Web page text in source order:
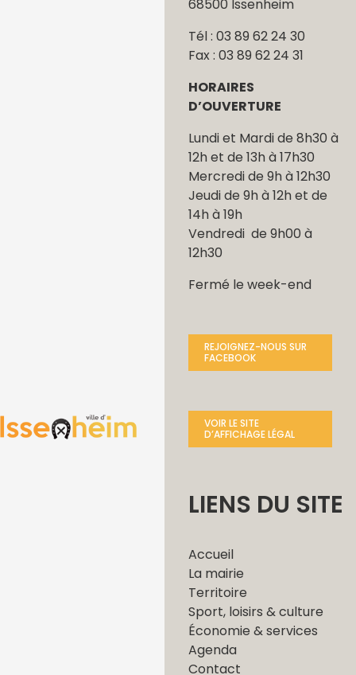
68500 Issenheim
Tél : 03 89 62 24 30
Fax : 03 89 62 24 31
HORAIRES
D’OUVERTURE
Lundi et Mardi de 8h30 à
12h et de 13h à 17h30
Mercredi de 9h à 12h30
Jeudi de 9h à 12h et de
14h à 19h
Vendredi de 9h00 à
12h30
Fermé le week-end
REJOIGNEZ-NOUS SUR
FACEBOOK
VOIR LE SITE
D’AFFICHAGE LÉGAL
LIENS DU SITE
Accueil
La mairie
Territoire
Sport, loisirs & culture
Économie & services
Agenda
Contact